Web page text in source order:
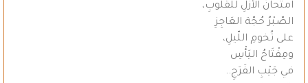
امتحانُ الأزلِ للقلوبِ،
الصّبْرُ حُجّة العَاجِزِ
على تُخومِ اللّيلِ،
ومِفْتَاحُ اليَأْسِ
في جَيْبِ الفَرَجِ..